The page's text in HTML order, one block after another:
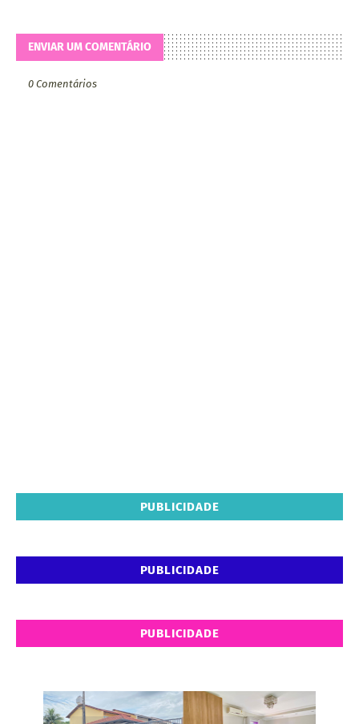
ENVIAR UM COMENTÁRIO
0 Comentários
PUBLICIDADE
PUBLICIDADE
PUBLICIDADE